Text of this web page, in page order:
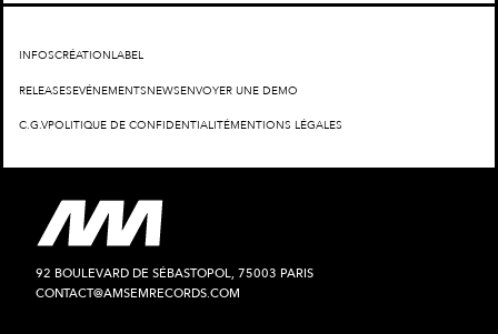
INFOSCRÉATIONLABEL
RELEASESEVÉNEMENTSNEWSENVOYER UNE DEMO
C.G.VPOLITIQUE DE CONFIDENTIALITÉMENTIONS LÉGALES
92 BOULEVARD DE SÉBASTOPOL, 75003 PARIS
CONTACT@AMSEMRECORDS.COM